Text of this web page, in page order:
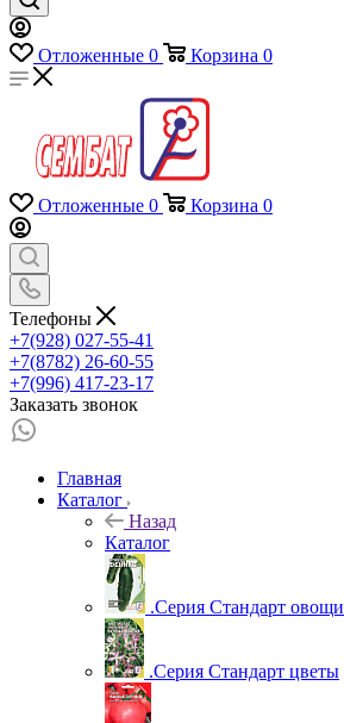
Отложенные 0 Корзина 0
Отложенные 0 Корзина 0
Телефоны
+7(928) 027-55-41
+7(8782) 26-60-55
+7(996) 417-23-17
Заказать звонок
Главная
Каталог
Назад
Каталог
.Серия Стандарт овощи
.Серия Стандарт цветы